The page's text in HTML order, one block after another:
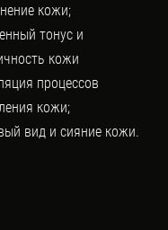
кожи;
тонус и
кожи
процессов
кожи;
вид и сияние кожи.